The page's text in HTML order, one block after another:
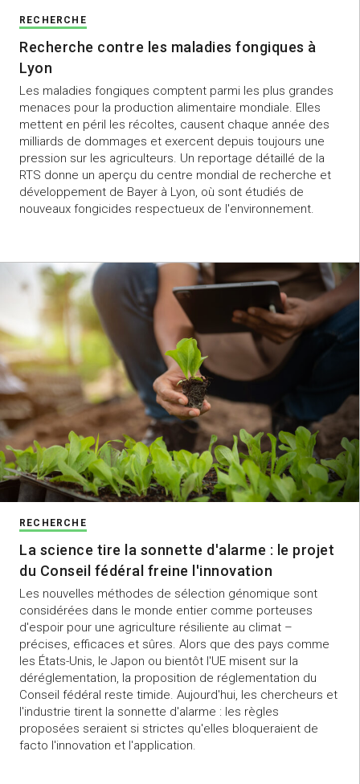
RECHERCHE
Recherche contre les maladies fongiques à
Lyon
Les maladies fongiques comptent parmi les plus grandes
menaces pour la production alimentaire mondiale. Elles
mettent en péril les récoltes, causent chaque année des
milliards de dommages et exercent depuis toujours une
pression sur les agriculteurs. Un reportage détaillé de la
RTS donne un aperçu du centre mondial de recherche et
développement de Bayer à Lyon, où sont étudiés de
nouveaux fongicides respectueux de l'environnement.
RECHERCHE
La science tire la sonnette d'alarme : le projet
du Conseil fédéral freine l'innovation
Les nouvelles méthodes de sélection génomique sont
considérées dans le monde entier comme porteuses
d'espoir pour une agriculture résiliente au climat –
précises, efficaces et sûres. Alors que des pays comme
les États-Unis, le Japon ou bientôt l'UE misent sur la
déréglementation, la proposition de réglementation du
Conseil fédéral reste timide. Aujourd'hui, les chercheurs et
l'industrie tirent la sonnette d'alarme : les règles
proposées seraient si strictes qu'elles bloqueraient de
facto l'innovation et l'application.